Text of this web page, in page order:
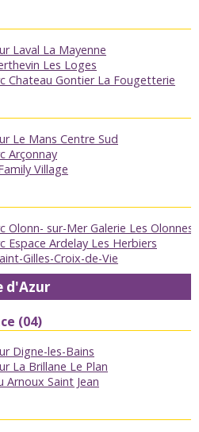
Laval La Mayenne
Les Loges
Chateau Gontier La Fougetterie
Le Mans Centre Sud
Arçonnay
Village
Olonn- sur-Mer Galerie Les Olonnes
Espace Ardelay Les Herbiers
Gilles-Croix-de-Vie
d'Azur
(04)
Digne-les-Bains
La Brillane Le Plan
Arnoux Saint Jean